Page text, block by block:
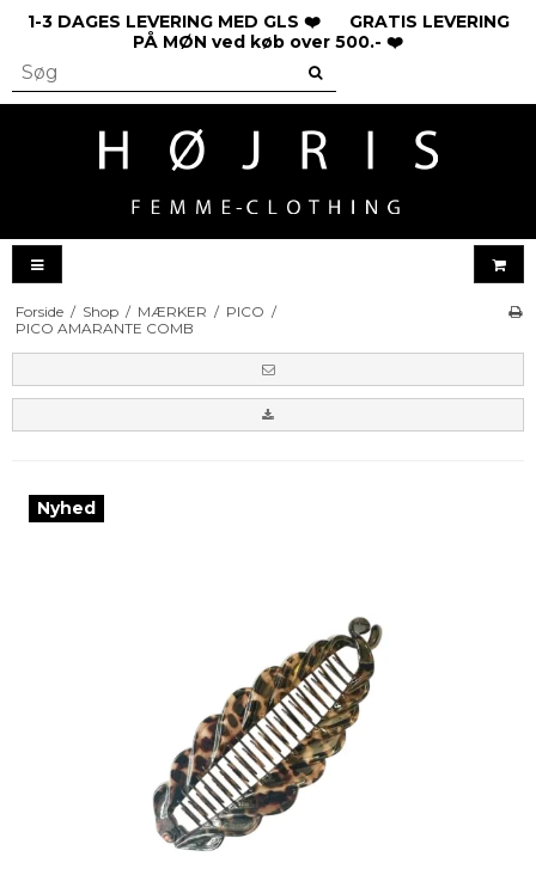
1-3 DAGES LEVERING MED GLS ❤️ GRATIS LEVERING
PÅ MØN ved køb over 500.- ❤️
Forside / Shop / MÆRKER / PICO /
PICO AMARANTE COMB
Nyhed